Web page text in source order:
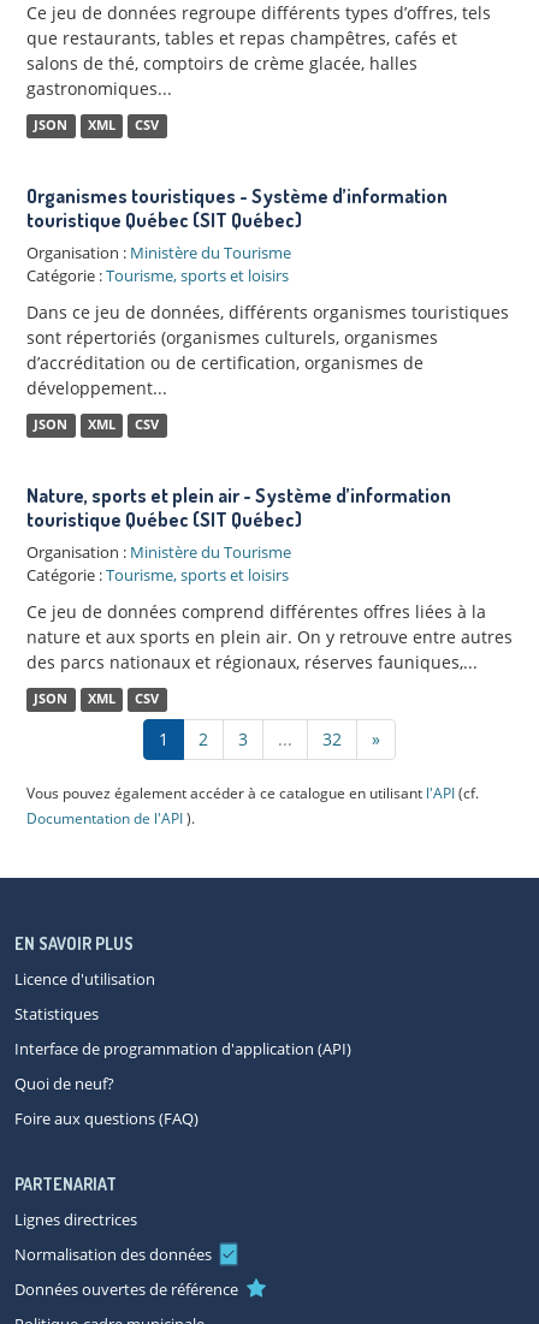
Ce jeu de données regroupe différents types d’offres, tels
que restaurants, tables et repas champêtres, cafés et
salons de thé, comptoirs de crème glacée, halles
gastronomiques...
JSON XML CSV
Organismes touristiques - Système d’information
touristique Québec (SIT Québec)
Organisation : Ministère du Tourisme
Catégorie :Tourisme, sports et loisirs
Dans ce jeu de données, différents organismes touristiques
sont répertoriés (organismes culturels, organismes
d’accréditation ou de certification, organismes de
développement...
JSON XML CSV
Nature, sports et plein air - Système d’information
touristique Québec (SIT Québec)
Organisation : Ministère du Tourisme
Catégorie :Tourisme, sports et loisirs
Ce jeu de données comprend différentes offres liées à la
nature et aux sports en plein air. On y retrouve entre autres
des parcs nationaux et régionaux, réserves fauniques,...
JSON XML CSV
1 2 3 ... 32 »
Vous pouvez également accéder à ce catalogue en utilisant l'API(cf.
Documentation de l'API).
EN SAVOIR PLUS
Licence d'utilisation
Statistiques
Interface de programmation d'application (API)
Quoi de neuf?
Foire aux questions (FAQ)
PARTENARIAT
Lignes directrices
Normalisation des données
Données ouvertes de référence